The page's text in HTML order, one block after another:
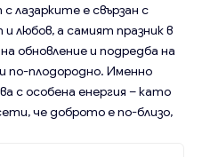
лазарките е свързан с
любов, а самият празник в
обновление и подредба на
по-плодородно. Именно
с особена енергия – като
че доброто е по-близо,